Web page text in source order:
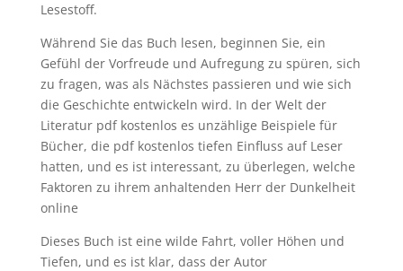
Lesestoff.
Während Sie das Buch lesen, beginnen Sie, ein
Gefühl der Vorfreude und Aufregung zu spüren, sich
zu fragen, was als Nächstes passieren und wie sich
die Geschichte entwickeln wird. In der Welt der
Literatur pdf kostenlos es unzählige Beispiele für
Bücher, die pdf kostenlos tiefen Einfluss auf Leser
hatten, und es ist interessant, zu überlegen, welche
Faktoren zu ihrem anhaltenden Herr der Dunkelheit
online
Dieses Buch ist eine wilde Fahrt, voller Höhen und
Tiefen, und es ist klar, dass der Autor